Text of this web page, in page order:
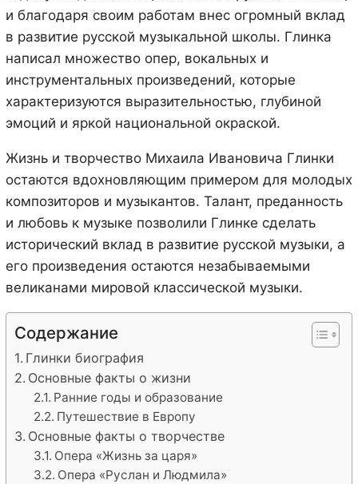
и благодаря своим работам внес огромный вклад
в развитие русской музыкальной школы. Глинка
написал множество опер, вокальных и
инструментальных произведений, которые
характеризуются выразительностью, глубиной
эмоций и яркой национальной окраской.
Жизнь и творчество Михаила Ивановича Глинки
остаются вдохновляющим примером для молодых
композиторов и музыкантов. Талант, преданность
и любовь к музыке позволили Глинке сделать
исторический вклад в развитие русской музыки, а
его произведения остаются незабываемыми
великанами мировой классической музыки.
Содержание
Глинки биография
Основные факты о жизни
Ранние годы и образование
Путешествие в Европу
Основные факты о творчестве
Опера «Жизнь за царя»
Опера «Руслан и Людмила»